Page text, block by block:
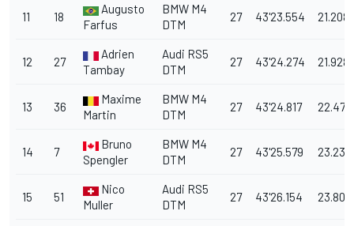
11 18
Augusto
Farfus
BMW M4
DTM
27 43'23.554 21.208
12 27
Adrien
Tambay
Audi RS5
DTM
27 43'24.274 21.928
13 36
Maxime
Martin
BMW M4
DTM
27 43'24.817 22.471
14 7
Bruno
Spengler
BMW M4
DTM
27 43'25.579 23.233
15 51
Nico
Muller
Audi RS5
DTM
27 43'26.154 23.808